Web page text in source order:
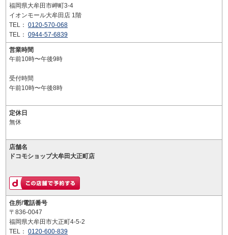
福岡県大牟田市岬町3-4
イオンモール大牟田店 1階
TEL： 0120-570-068
TEL： 0944-57-6839
営業時間
午前10時〜午後9時
受付時間
午前10時〜午後8時
定休日
無休
店舗名
ドコモショップ大牟田大正町店
住所/電話番号
〒836-0047
福岡県大牟田市大正町4-5-2
TEL： 0120-600-839